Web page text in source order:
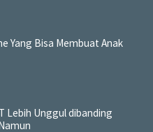
Yang Bisa Membuat Anak
Lebih Unggul dibanding